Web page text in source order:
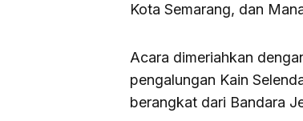
Kota Semarang, dan
Acara dimeriahkan
pengalungan Kain
berangkat dari Bandara